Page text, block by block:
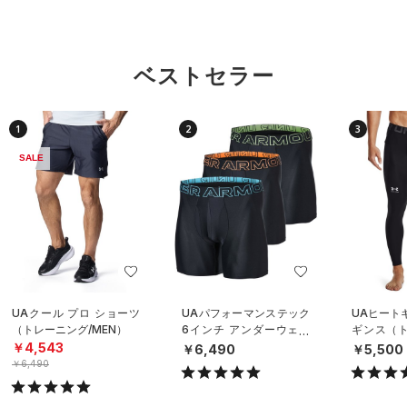
ベストセラー
1
SALE
UAクール プロ ショーツ
（トレーニング/MEN）
￥4,543
￥6,490
2
UAパフォーマンステック
6インチ アンダーウェア
（3枚セット）（トレーニ
ング/MEN）
￥6,490
3
UAヒート
ギンス（
EN）
￥5,500